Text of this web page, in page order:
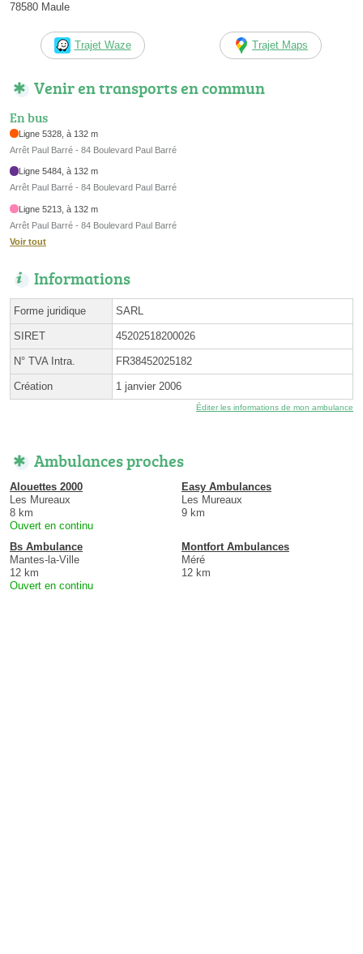
78580 Maule
Trajet Waze Trajet Maps
Venir en transports en commun
En bus
Ligne 5328, à 132 m
Arrêt Paul Barré - 84 Boulevard Paul Barré
Ligne 5484, à 132 m
Arrêt Paul Barré - 84 Boulevard Paul Barré
Ligne 5213, à 132 m
Arrêt Paul Barré - 84 Boulevard Paul Barré
Voir tout
Informations
Forme juridique SARL
SIRET 45202518200026
N° TVA Intra. FR38452025182
Création 1 janvier 2006
Éditer les informations de mon ambulance
Ambulances proches
Alouettes 2000
Les Mureaux
8 km
Ouvert en continu
Easy Ambulances
Les Mureaux
9 km
Bs Ambulance
Mantes-la-Ville
12 km
Ouvert en continu
Montfort Ambulances
Méré
12 km